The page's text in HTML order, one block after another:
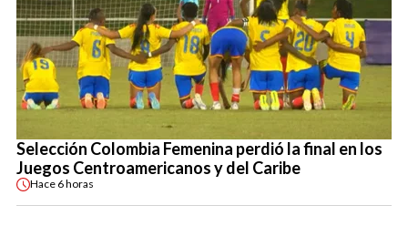
Selección Colombia Femenina perdió la final en los
Juegos Centroamericanos y del Caribe
Hace 6 horas